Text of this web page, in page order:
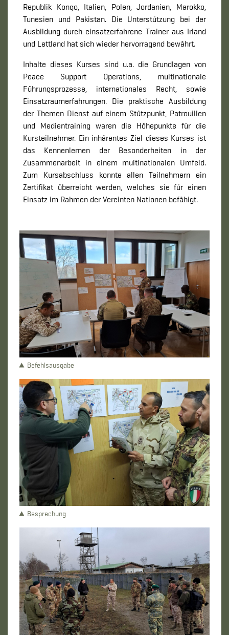
Republik Kongo, Italien, Polen, Jordanien, Marokko,
Tunesien und Pakistan. Die Unterstützung bei der
Ausbildung durch einsatzerfahrene Trainer aus Irland
und Lettland hat sich wieder hervorragend bewährt.
Inhalte dieses Kurses sind u.a. die Grundlagen von
Peace Support Operations, multinationale
Führungsprozesse, internationales Recht, sowie
Einsatzraumerfahrungen. Die praktische Ausbildung
der Themen Dienst auf einem Stützpunkt, Patrouillen
und Medientraining waren die Höhepunkte für die
Kursteilnehmer. Ein inhärentes Ziel dieses Kurses ist
das Kennenlernen der Besonderheiten in der
Zusammenarbeit in einem multinationalen Umfeld.
Zum Kursabschluss konnte allen Teilnehmern ein
Zertifikat überreicht werden, welches sie für einen
Einsatz im Rahmen der Vereinten Nationen befähigt.
Befehlsausgabe
Besprechung